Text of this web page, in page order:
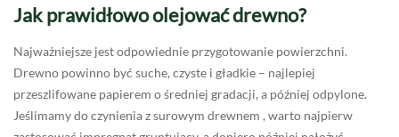
Jak prawidłowo olejować drewno?
Najważniejsze jest odpowiednie przygotowanie powierzchni.
Drewno powinno być suche, czyste i gładkie – najlepiej
przeszlifowane papierem o średniej gradacji, a później odpylone.
Jeślimamy do czynienia z surowym drewnem , warto najpierw